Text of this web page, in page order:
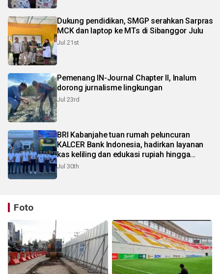
Dukung pendidikan, SMGP serahkan Sarpras
MCK dan laptop ke MTs di Sibanggor Julu
Jul 21st
Pemenang IN-Journal Chapter II, Inalum
dorong jurnalisme lingkungan
Jul 23rd
BRI Kabanjahe tuan rumah peluncuran
KALCER Bank Indonesia, hadirkan layanan
kas keliling dan edukasi rupiah hingga
pelosok Karo
Jul 30th
Foto